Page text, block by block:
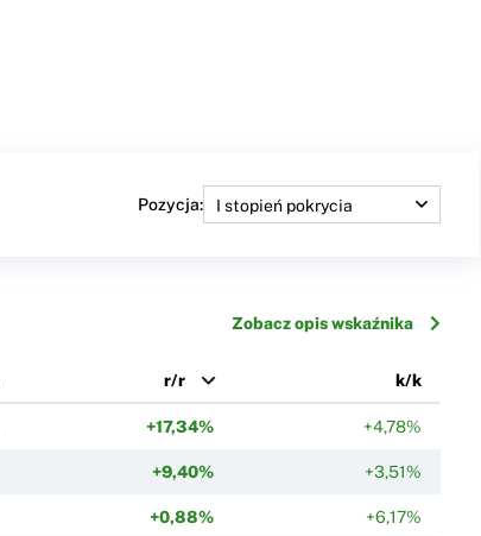
Pozycja:
Zobacz opis wskaźnika
r/r k/k
+17,34% +4,78%
+9,40% +3,51%
+0,88% +6,17%